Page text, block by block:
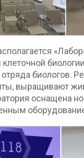
биологов.
выращивают
оснащена